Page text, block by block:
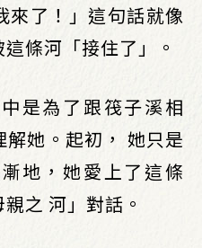
來了！」這句話就像
條河「接住了」。
是為了跟筏子溪相
她。起初， 她只是
地，她愛上了這條
之 河」對話。